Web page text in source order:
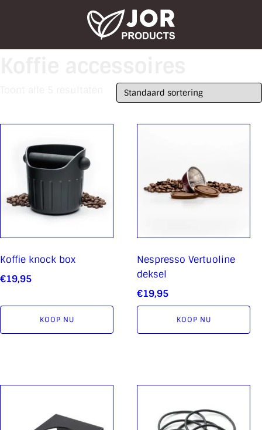
Koffie knock box
€19,95
KOOP NU
Nespresso Vertuoline
deksel
€19,95
KOOP NU